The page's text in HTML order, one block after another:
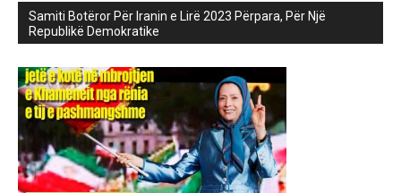
Samiti Botëror Për Iranin e Lirë 2023 Përpara, Për Një
Republikë Demokratike